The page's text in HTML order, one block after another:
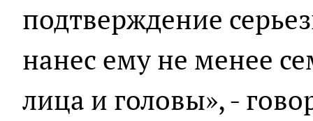
подтверждение
нанес ему не менее
лица и головы», -